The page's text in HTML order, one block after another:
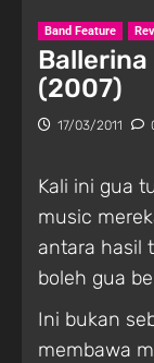
Band Feature
Ballerina
(2007)
17/03/2011
Kali ini gua
music
antara hasil
boleh gua
Ini bukan
membawa